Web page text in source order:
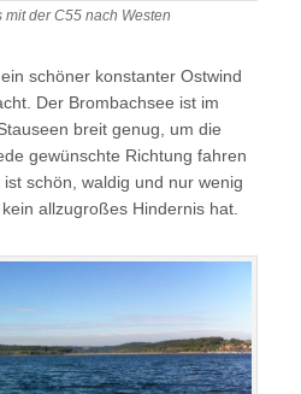
der C55 nach Westen
schöner konstanter Ostwind
Der Brombachsee ist im
breit genug, um die
gewünschte Richtung fahren
schön, waldig und nur wenig
allzugroßes Hindernis hat.